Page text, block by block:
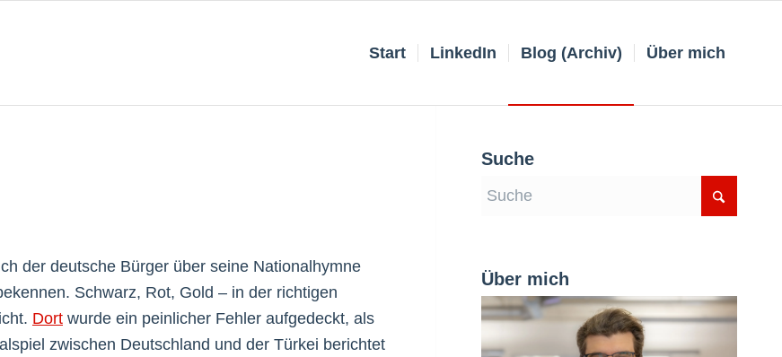
Start LinkedIn Blog (Archiv) Über mich
der deutsche Bürger über seine Nationalhymne
Schwarz, Rot, Gold – in der richtigen
Dort wurde ein peinlicher Fehler aufgedeckt, als
zwischen Deutschland und der Türkei berichtet
Suche
Über mich